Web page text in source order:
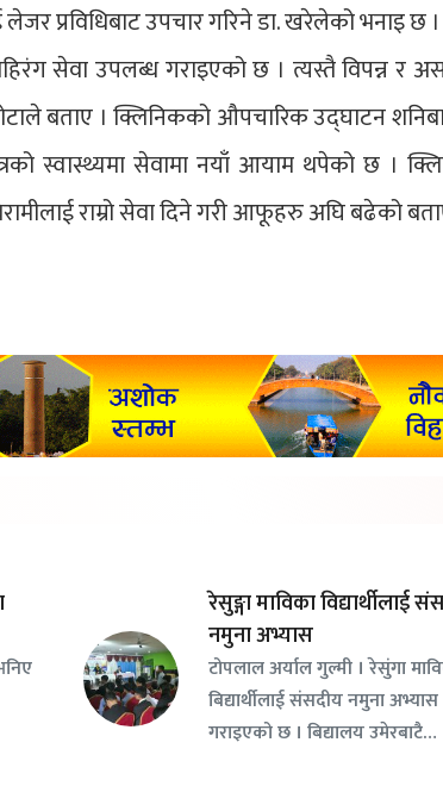
प्रविधिबाट उपचार गरिने डा. खरेलेको भनाइ छ ।
सेवा उपलब्ध गराइएको छ । त्यस्तै विपन्न र
बताए । क्लिनिकको औपचारिक उद्घाटन
स्वास्थ्यमा सेवामा नयाँ आयाम थपेको छ ।
राम्रो सेवा दिने गरी आफूहरु अघि बढेको
रेसुङ्गा माविका विद्यार्थीलाई
नमुना अभ्यास
टोपलाल अर्याल गुल्मी । रेसुंगा
बिद्यार्थीलाई संसदीय नमुना अभ्यास
गराइएको छ । बिद्यालय उमेरबाटै…